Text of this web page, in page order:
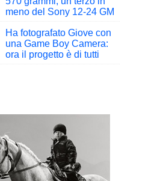
meno del Sony 12-24 GM
Ha fotografato Giove con
una Game Boy Camera:
ora il progetto è di tutti